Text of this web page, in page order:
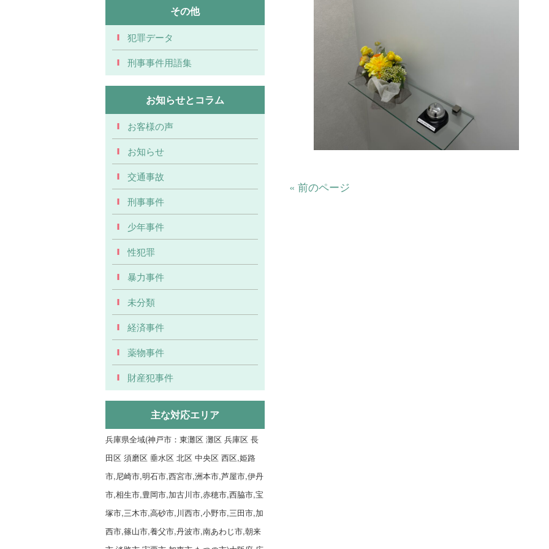
« 前のページ
その他
犯罪データ
刑事事件用語集
お知らせとコラム
お客様の声
お知らせ
交通事故
刑事事件
少年事件
性犯罪
暴力事件
未分類
経済事件
薬物事件
財産犯事件
主な対応エリア
兵庫県全域(神戸市：東灘区 灘区 兵庫区 長
田区 須磨区 垂水区 北区 中央区 西区,姫路
市,尼崎市,明石市,西宮市,洲本市,芦屋市,伊丹
市,相生市,豊岡市,加古川市,赤穂市,西脇市,宝
塚市,三木市,高砂市,川西市,小野市,三田市,加
西市,篠山市,養父市,丹波市,南あわじ市,朝来